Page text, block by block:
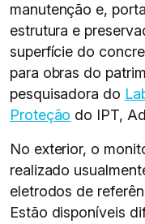
manutenção e,
estrutura e
superfície do
para obras do
pesquisadora do
Proteção do IPT,
No exterior, o
realizado
eletrodos de
Estão disponíveis